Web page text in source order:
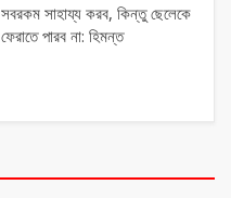
সবরকম সাহায্য করব, কিন্তু ছেলেকে
ফেরাতে পারব না: হিমন্ত